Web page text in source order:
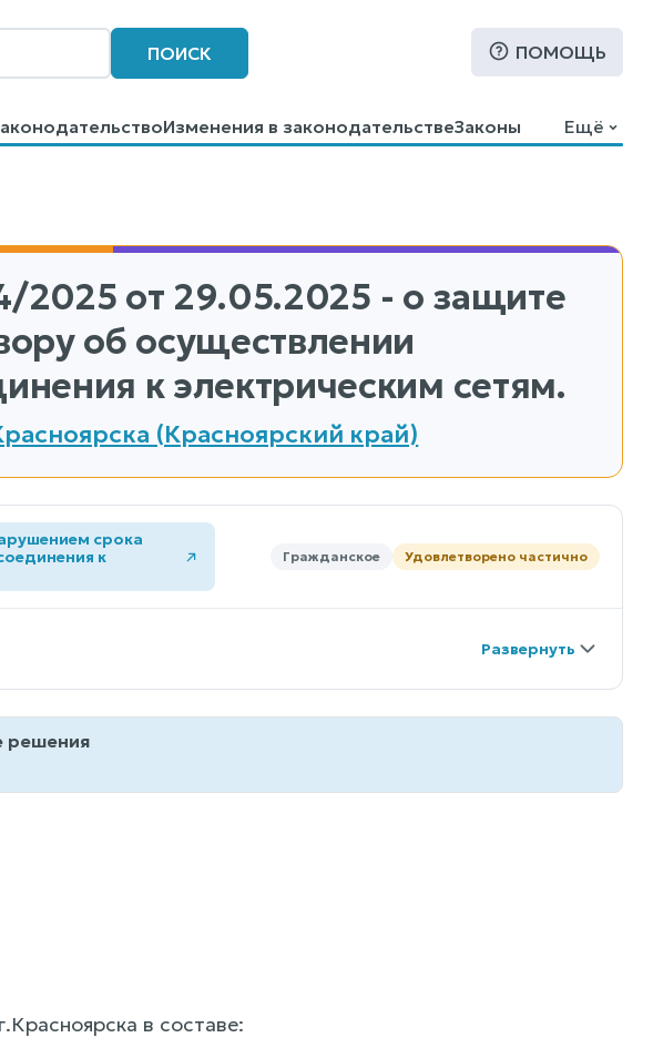
ПОИСК ПОМОЩЬ
Изменения в законодательствеЗаконы
Ещё
2025 от 29.05.2025 - о защите
об осуществлении
к электрическим сетям.
(Красноярский край)
срока
к
Гражданское Удовлетворено частично
решения
в составе: